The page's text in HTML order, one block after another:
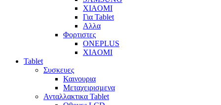
XIAOMI
Για Tablet
Αλλα
Φορτιστες
ONEPLUS
XIAOMI
Tablet
Συσκευες
Καινουρια
Μεταχειρισμενα
Ανταλλακτικα Tablet